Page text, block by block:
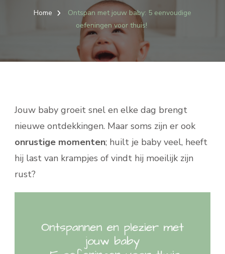
Home
Ontspan met jouw baby: 5 eenvoudige
oefeningen voor thuis!
Jouw baby groeit snel en elke dag brengt
nieuwe ontdekkingen. Maar soms zijn er ook
onrustige momenten; huilt je baby veel, heeft
hij last van krampjes of vindt hij moeilijk zijn
rust?